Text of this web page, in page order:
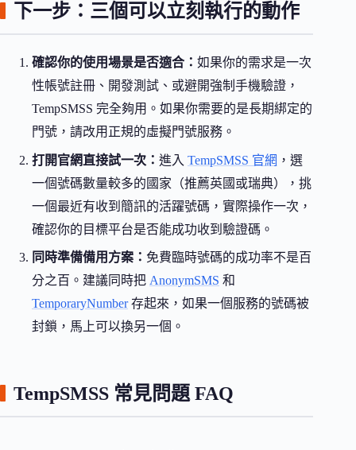
下一步：三個可以立刻執行的動作
確認你的使用場景是否適合： 如果你的需求是一次
性帳號註冊、開發測試、或避開強制手機驗證，
TempSMSS 完全夠用。如果你需要的是長期綁定的
門號，請改用正規的虛擬門號服務。
打開官網直接試一次： 進入 TempSMSS 官網 ，選
一個號碼數量較多的國家（推薦英國或瑞典），挑
一個最近有收到簡訊的活躍號碼，實際操作一次，
確認你的目標平台是否能成功收到驗證碼。
同時準備備用方案： 免費臨時號碼的成功率不是百
分之百。建議同時把 AnonymSMS 和
TemporaryNumber存起來，如果一個服務的號碼被
封鎖，馬上可以換另一個。
TempSMSS 常見問題 FAQ